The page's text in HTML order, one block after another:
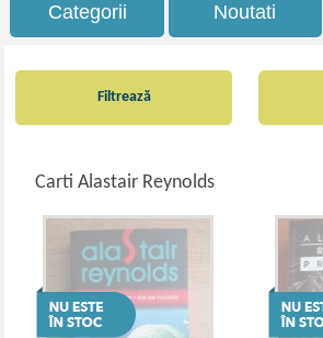
Categorii Noutati
Filtrează
Carti Alastair Reynolds